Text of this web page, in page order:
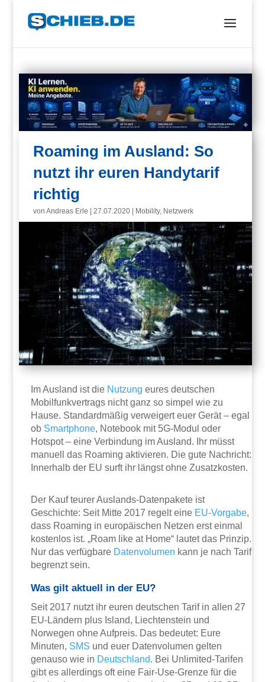
Roaming im Ausland: So
nutzt ihr euren Handytarif
richtig
vonAndreas Erle |27.07.2020 Mobility, Netzwerk
Im Ausland ist die Nutzung eures deutschen
Mobilfunkvertrags nicht ganz so simpel wie zu
Hause. Standardmäßig verweigert euer Gerät – egal
ob Smartphone, Notebook mit 5G-Modul oder
Hotspot – eine Verbindung im Ausland. Ihr müsst
manuell das Roaming aktivieren. Die gute Nachricht:
Innerhalb der EU surft ihr längst ohne Zusatzkosten.
Der Kauf teurer Auslands-Datenpakete ist
Geschichte: Seit Mitte 2017 regelt eine EU-Vorgabe,
dass Roaming in europäischen Netzen erst einmal
kostenlos ist. „Roam like at Home“ lautet das Prinzip.
Nur das verfügbare Datenvolumen kann je nach Tarif
begrenzt sein.
Was gilt aktuell in der EU?
Seit 2017 nutzt ihr euren deutschen Tarif in allen 27
EU-Ländern plus Island, Liechtenstein und
Norwegen ohne Aufpreis. Das bedeutet: Eure
Minuten, SMS und euer Datenvolumen gelten
genauso wie in Deutschland. Bei Unlimited-Tarifen
gibt es allerdings oft eine Fair-Use-Grenze für die